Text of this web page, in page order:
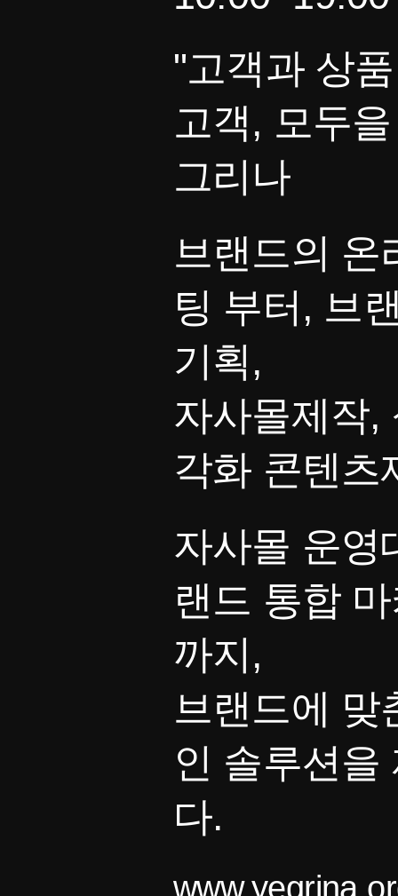
"고객과 상
고객, 모두
그리나
브랜드의 온
팅 부터, 브
기획,
자사몰제작,
각화 콘텐츠
자사몰 운영
랜드 통합
까지,
브랜드에 맞
인 솔루션을
다.